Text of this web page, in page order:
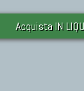
Acquista IN